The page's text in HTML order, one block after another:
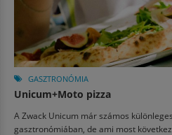
GASZTRONÓMIA
Unicum+Moto pizza
A Zwack Unicum már számos
gasztronómiában, de ami most